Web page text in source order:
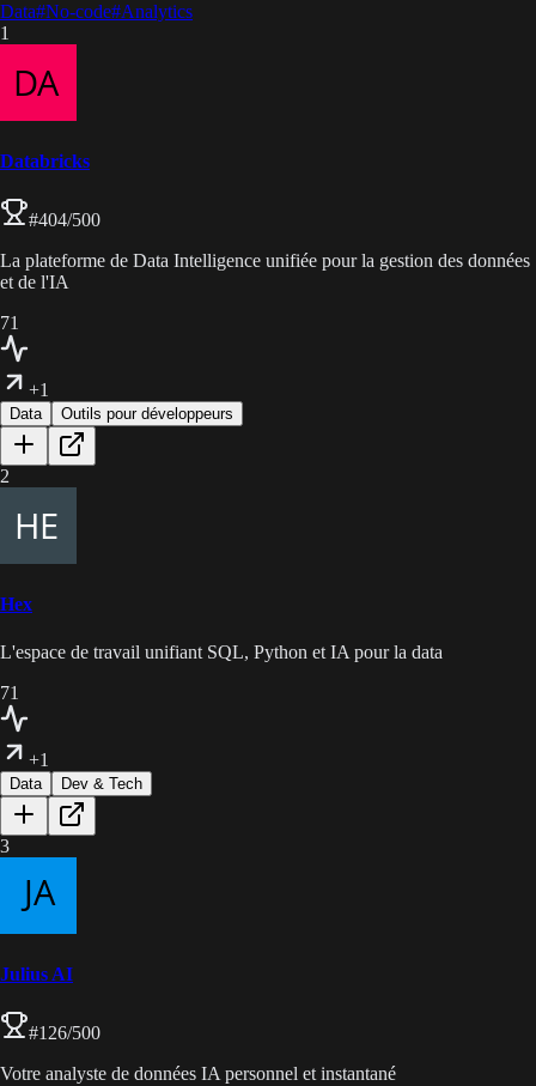
Data#No-code#Analytics
1
Databricks
#404/500
La plateforme de Data Intelligence unifiée pour la gestion des données
et de l'IA
71
+1
Data Outils pour développeurs
2
Hex
L'espace de travail unifiant SQL, Python et IA pour la data
71
+1
Data Dev & Tech
3
Julius AI
#126/500
Votre analyste de données IA personnel et instantané